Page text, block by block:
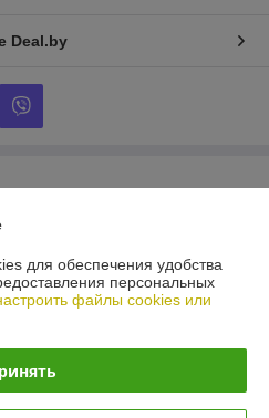
Deal.by
горисполком
для обеспечения удобства
персональных
файлы cookies или